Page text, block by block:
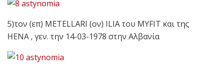
5)τον (επ) METELLARI (ον) ILIA του MYFIT και της
HENA , γεν. την 14-03-1978 στην Αλβανία